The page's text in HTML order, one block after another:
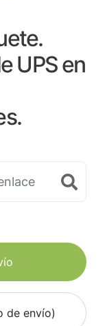
UPS en
de envío)